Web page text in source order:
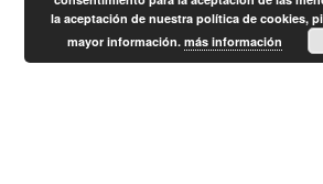
la aceptación de nuestra política de cookies,
mayor información.más información